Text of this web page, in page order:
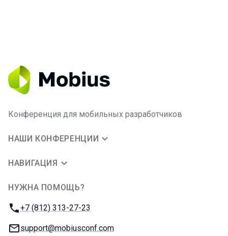
Конференция для мобильных разработчиков
НАШИ КОНФЕРЕНЦИИ
НАВИГАЦИЯ
НУЖНА ПОМОЩЬ?
Телефон:
+7 (812) 313-27-23
E-mail:
support@mobiusconf.com